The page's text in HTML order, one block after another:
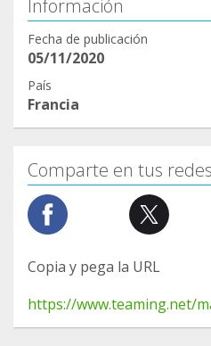
Información
Fecha de publicación
05/11/2020
País
Francia
Comparte en tus
Copia y pega la URL
https://www.teaming.net/